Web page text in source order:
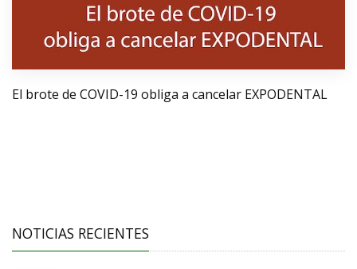
El brote de COVID-19 obliga a cancelar EXPODENTAL
NOTICIAS RECIENTES